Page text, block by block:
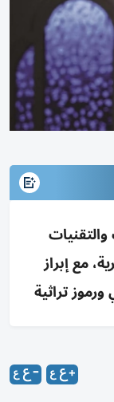
مع إبراز
ورموز تراثية